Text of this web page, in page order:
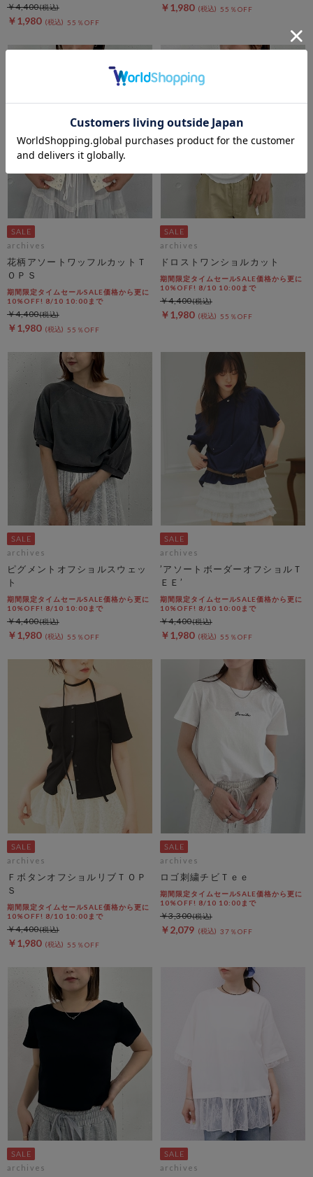
￥1,980 55％OFF
￥4,400 ￥1,980 55％OFF
archives
花柄アソートワッフルカットＴ
ＯＰＳ
期間限定タイムセールSALE価格から更に
10%OFF! 8/10 10:00まで
￥1,980 55％OFF
￥4,400
archives
ドロストワンショルカット
期間限定タイムセールSALE価格から更に
10%OFF! 8/10 10:00まで
￥1,980 55％OFF
￥4,400
archives
ピグメントオフショルスウェッ
ト
期間限定タイムセールSALE価格から更に
10%OFF! 8/10 10:00まで
￥1,980 55％OFF
￥4,400
archives
’アソートボーダーオフショルＴ
ＥＥ’
期間限定タイムセールSALE価格から更に
10%OFF! 8/10 10:00まで
￥1,980 55％OFF
￥4,400
archives
ＦボタンオフショルリブＴＯＰ
Ｓ
期間限定タイムセールSALE価格から更に
10%OFF! 8/10 10:00まで
￥1,980 55％OFF
￥4,400
archives
ロゴ刺繍チビＴｅｅ
期間限定タイムセールSALE価格から更に
10%OFF! 8/10 10:00まで
￥2,079 37％OFF
￥3,300
archives archives